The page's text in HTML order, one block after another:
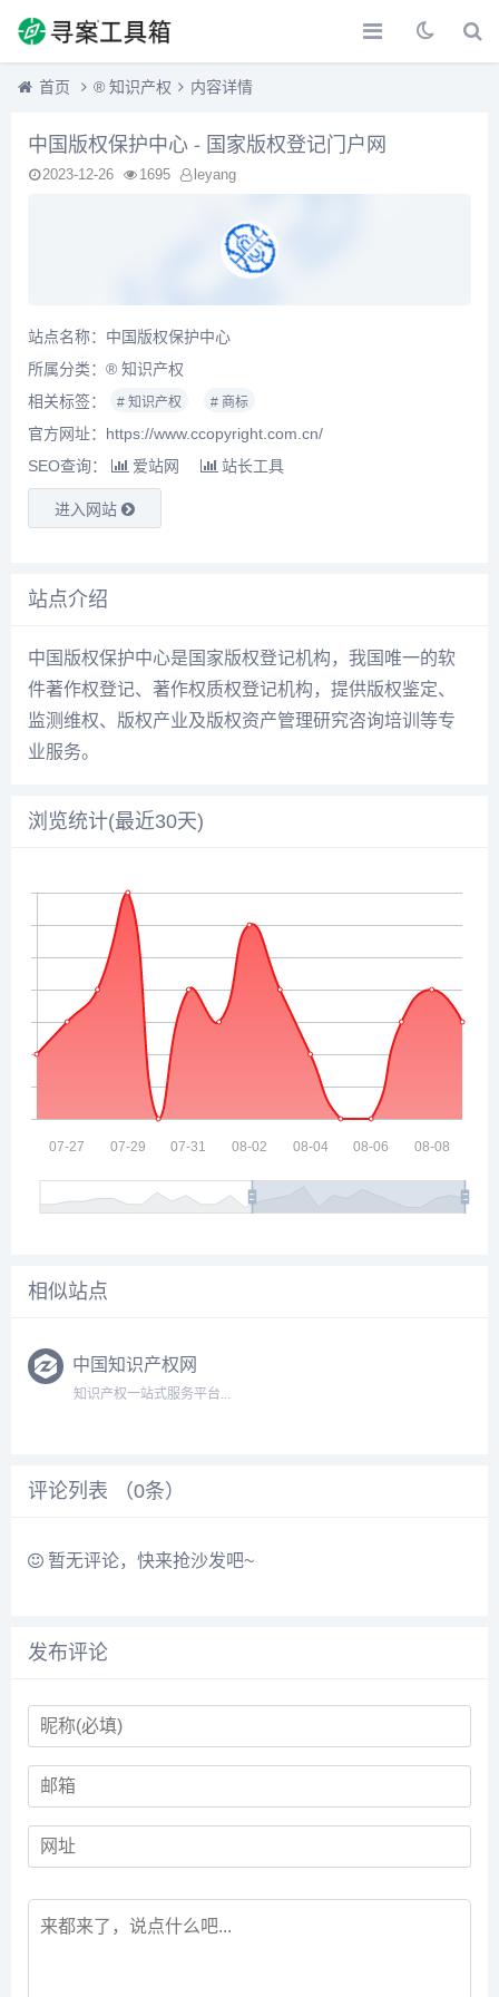
首页 ®️ 知识产权 内容详情
中国版权保护中心 - 国家版权登记门户网
2023-12-26 1695 leyang
站点名称：中国版权保护中心
所属分类： ®️ 知识产权
相关标签：
# 知识产权 # 商标
官方网址：https://www.ccopyright.com.cn/
SEO查询：
爱站网 站长工具
进入网站
站点介绍
中国版权保护中心是国家版权登记机构，我国唯一的软
件著作权登记、著作权质权登记机构，提供版权鉴定、
监测维权、版权产业及版权资产管理研究咨询培训等专
业服务。
浏览统计(最近30天)
相似站点
中国知识产权网
知识产权一站式服务平台...
评论列表 （0条）
暂无评论，快来抢沙发吧~
发布评论